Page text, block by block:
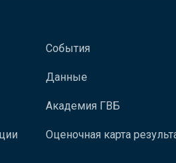
События
Данные
Академия ГВБ
Оценочная карта